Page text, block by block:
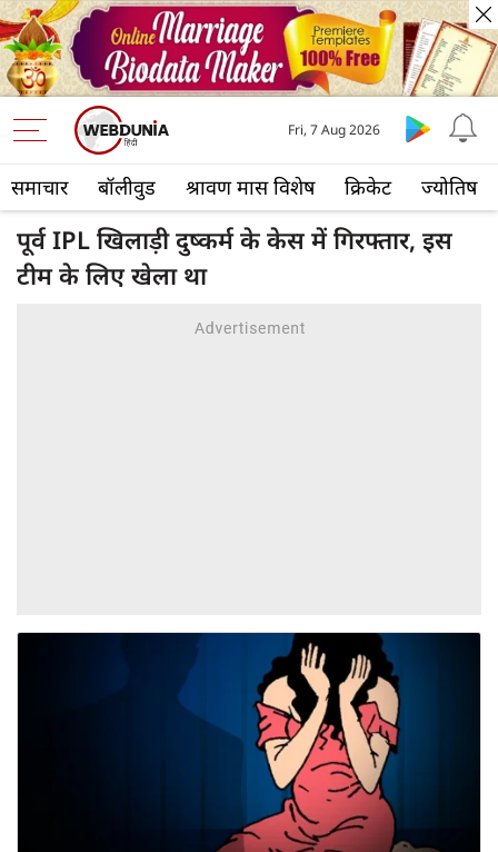
समाचार बॉलीवुड श्रावण मास विशेष क्रिकेट ज्योतिष
Fri, 7 Aug 2026
पूर्व IPL खिलाड़ी दुष्कर्म के केस में गिरफ्तार, इस
टीम के लिए खेला था